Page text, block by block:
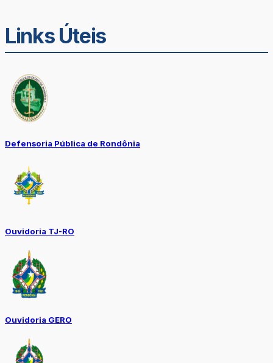
Links Úteis
Defensoria Pública de Rondônia
Ouvidoria TJ-RO
Ouvidoria GERO